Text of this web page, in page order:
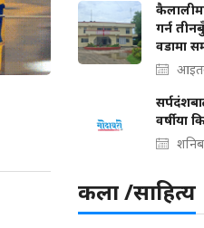
गर्न
वडामा
वर्षीया
कला /साहित्य